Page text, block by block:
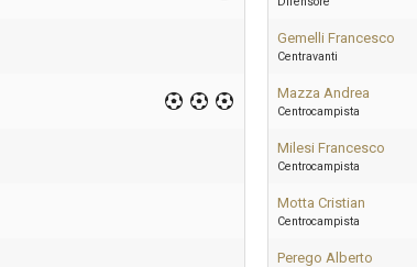
Gemelli Francesco
Centravanti
Mazza Andrea
Centrocampista
Milesi Francesco
Centrocampista
Motta Cristian
Centrocampista
Perego Alberto